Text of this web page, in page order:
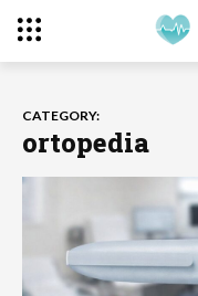
CATEGORY:
ortopedia